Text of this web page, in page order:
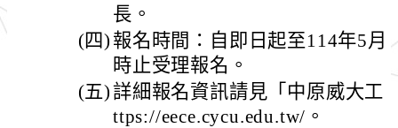
長。
(四) 報名時間：自即日起至114年5月
時止受理報名。
(五)詳細報名資訊請見「中原威大工
ttps://eece.cycu.edu.tw/。